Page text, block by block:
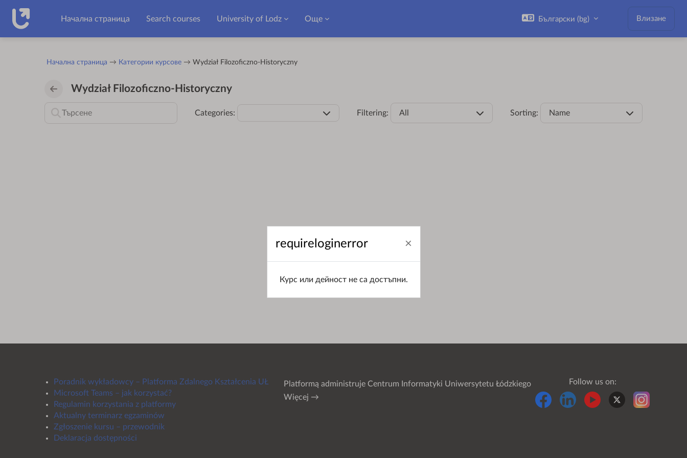
Начална страница
Search courses University of Lodz Още Български ‎(bg)‎ Влизане
Начална страница Категории курсове Wydział Filozoficzno-Historyczny
Wydział Filozoficzno-Historyczny
Categories: Filtering: All Sorting: Name
Poradnik wykładowcy – Platforma Zdalnego Kształcenia UŁ
Microsoft Teams – jak korzystać?
Regulamin korzystania z platformy
Aktualny terminarz egzaminów
Zgłoszenie kursu – przewodnik
Deklaracja dostępności
Platformą administruje Centrum Informatyki Uniwersytetu Łódzkiego
Więcej →
Follow us on:
requireloginerror
Курс или дейност не са достъпни.